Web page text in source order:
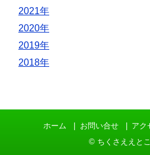
2021年
2020年
2019年
2018年
ホーム お問い合せ アク
© ちくさええと